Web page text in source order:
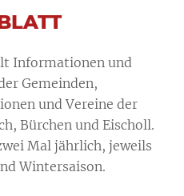
Informationen und
Gemeinden,
und Vereine der
Bürchen und Eischoll.
Mal jährlich, jeweils
Wintersaison.